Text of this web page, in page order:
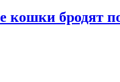
кошки бродят